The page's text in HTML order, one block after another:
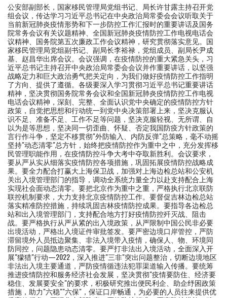
公安部副部长，国家移民管理局党组书记、局长许甘露主持召开党
组会议，传达学习习近平总书记在中央政治局常委会会议听取关于
当前新冠肺炎疫情形势和下一步防控工作汇报时的重要讲话及国务
院常务会议有关议题精神、全国新冠肺炎疫情防控工作电视电话会
议精神、国务院第五次廉政工作会议精神，研究贯彻落实意见。国
家移民管理局党组副书记、副局长李裕禄，党组成员、副局长尹成
基、赵昌华出席会议。会议强调，在疫情防控的重大紧急关头，习
近平总书记主持召开中央政治局常委会会议并作重要讲话，以坚强
战略定力和巨大政治勇气把关定向，为我们做好疫情防控工作指明
了方向、提供了遵循。各级要深入学习贯彻习近平总书记重要讲话
精神，坚决贯彻国务院常务会议和全国新冠肺炎疫情防控工作电视
电话会议精神，深刻、完整、全面认识党中央确定的疫情防控方针
政策，自觉把思想和行动统一到党中央决策部署上来，坚决克服认
识不足、准备不足、工作不足等问题，坚决克服轻视、无所谓、自
以为是等思想，坚决同一切歪曲、怀疑、否定我国防疫方针政策的
言行作斗争，坚定不移贯彻"外防输入、内防反弹"总策略，毫不动摇
坚持"动态清零"总方针，始终把疫情防控作为重中之中，充分发挥移
民管理职能作用，在疫情防控斗争大考中夺取新胜利。会议要求，
要从严从实从细落实疫情防控各项措施，巩固拓展疫情防控战略成
果。要全力配合打赢大上海保卫战，加强对上海边检总站和公安机
关出入境管理部门的指导，调动全系统力量全力以赴支持配合上海
实现社会面动态清零。要把北京作为重中之重，严格执行北京联防
联控机制要求，大力支持北京疫情防控工作。要督促吉林边检总站
落实精准防控措施，持续巩固吉林疫情防控成果。要指导各边检总
站和出入境管理部门，支持配合地方打好疫情防控歼灭战、阻击
战。要严格执行从严从紧的出入境政策，从严限制中国公民非必要
出境活动，严格出入境证件审批签发。要严密边境口岸管控，严防
滞留境外人员抵边聚集、非法入境带入疫情，确保人、物、环境同
防同控，问题隐患动态清零。要严打非法出入境活动，全面深入开
展"獴猎"行动—2022，深入推进"三非"突出问题整治，切断边境地区
非法出入境主要通道，严防疫情循违法犯罪渠道输入传播。要统筹
推进疫情防控和服务经济社会发展，坚决贯彻"疫情要防住、经济要
稳住、发展要安全"的要求，积极研究推出便民利企、助企纾困政策
措施，助力"六稳""六保"，保证口岸畅通，为必要的人员往来提供优